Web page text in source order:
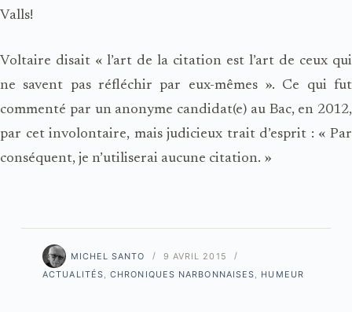
Valls!
Voltaire disait « l’art de la citation est l’art de ceux qui
ne savent pas réfléchir par eux-mêmes ». Ce qui fut
commenté par un anonyme candidat(e) au Bac, en 2012,
par cet involontaire, mais judicieux trait d’esprit : « Par
conséquent, je n’utiliserai aucune citation. »
MICHEL SANTO
9 AVRIL 2015
ACTUALITÉS,CHRONIQUES NARBONNAISES, HUMEUR